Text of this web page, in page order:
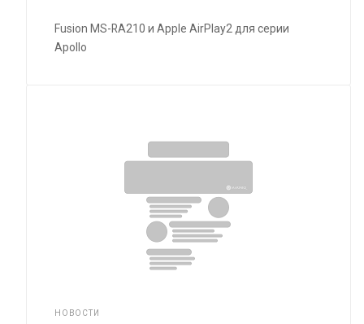
Fusion MS-RA210 и Apple AirPlay2 для серии
Apollo
НОВОСТИ